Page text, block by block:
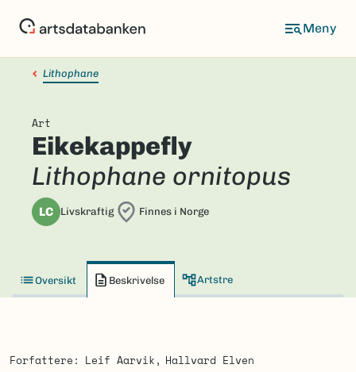
Lithophane
Art
Eikekappefly
Lithophane ornitopus
LC Livskraftig Finnes i Norge
Oversikt Beskrivelse Artstre
Forfattere Leif Aarvik
Hallvard Elven